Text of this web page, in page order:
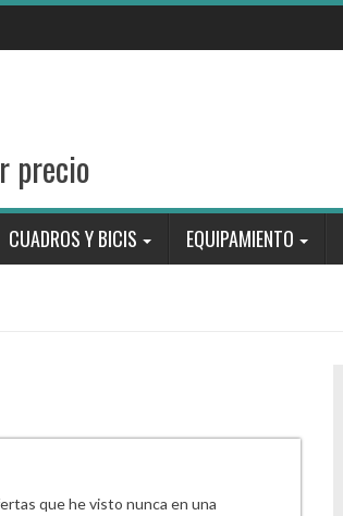
precio
CUADROS Y BICIS EQUIPAMIENTO
que he visto nunca en una